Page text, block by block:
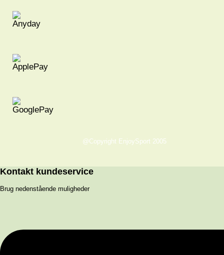
@Copyright EnjoySport 2005
Kontakt kundeservice
Brug nedenstående muligheder